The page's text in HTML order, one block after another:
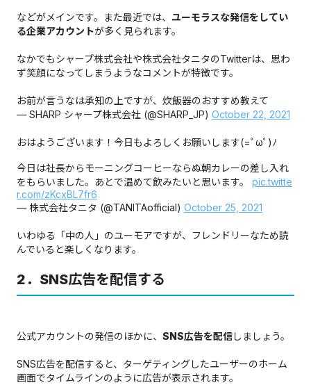
などがメインです。また最近では、 ユーモラスな発信をしてい
る企業アカウントが多く見られます。
なかでもシャープ株式会社や株式会社タニタのTwitterは、思わ
ず笑顔になってしまうようなコメントが特徴です。
お前が言うなは承知の上ですが、炊飯器のおすすめ教えて
— SHARP シャープ株式会社 (@SHARP_JP) October 22, 2021
おはようございます！今日もよろしくお願いします(=ﾟωﾟ)ﾉ
今日は社長からモーニングコーヒーならぬ朝カレーの差し入れ
をもらいました。あとで温めて飲みたいと思います。 pic.twitte
r.com/zKcxBL7fr6
— 株式会社タニタ (@TANITAofficial) October 25, 2021
いわゆる「中の人」のユーモアですが、フレンドリーなため読
んでいると楽しくなります。
2．SNS広告を配信する
公式アカウントの発信のほかに、 SNS広告を配信しましょう。
SNS広告を配信すると、ターゲティングしたユーザーのホーム
画面でタイムラインのように広告が表示されます。